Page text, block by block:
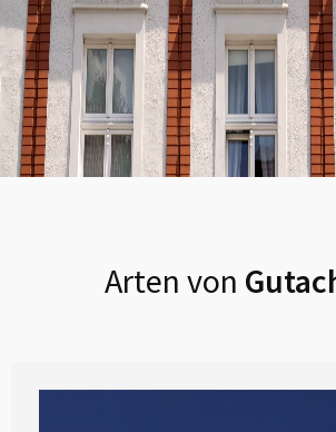
Arten von